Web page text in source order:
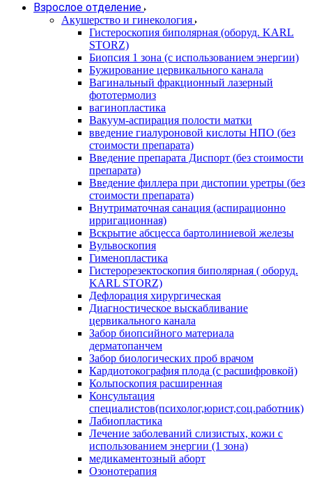
Взрослое отделение
Акушерство и гинекология
Гистероскопия биполярная (оборуд. KARL
STORZ)
Биопсия 1 зона (с использованием энергии)
Бужирование цервикального канала
Вагинальный фракционный лазерный
фототермолиз
вагинопластика
Вакуум-аспирация полости матки
введение гиалуроновой кислоты НПО (без
стоимости препарата)
Введение препарата Диспорт (без стоимости
препарата)
Введение филлера при дистопии уретры (без
стоимости препарата)
Внутриматочная санация (аспирационно
ирригационная)
Вскрытие абсцесса бартолиниевой железы
Вульвоскопия
Гименопластика
Гистерорезектоскопия биполярная ( оборуд.
KARL STORZ)
Дефлорация хирургическая
Диагностическое выскабливание
цервикального канала
Забор биопсийного материала
дерматопанчем
Забор биологических проб врачом
Кардиотокография плода (с расшифровкой)
Кольпоскопия расширенная
Консультация
специалистов(психолог,юрист,соц.работник)
Лабиопластика
Лечение заболеваний слизистых, кожи с
использованием энергии (1 зона)
медикаментозный аборт
Озонотерапия